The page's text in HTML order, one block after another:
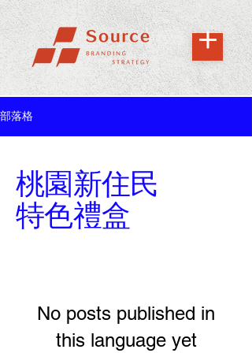
部落格
桃園新住民
特色禮盒
No posts published in
this language yet